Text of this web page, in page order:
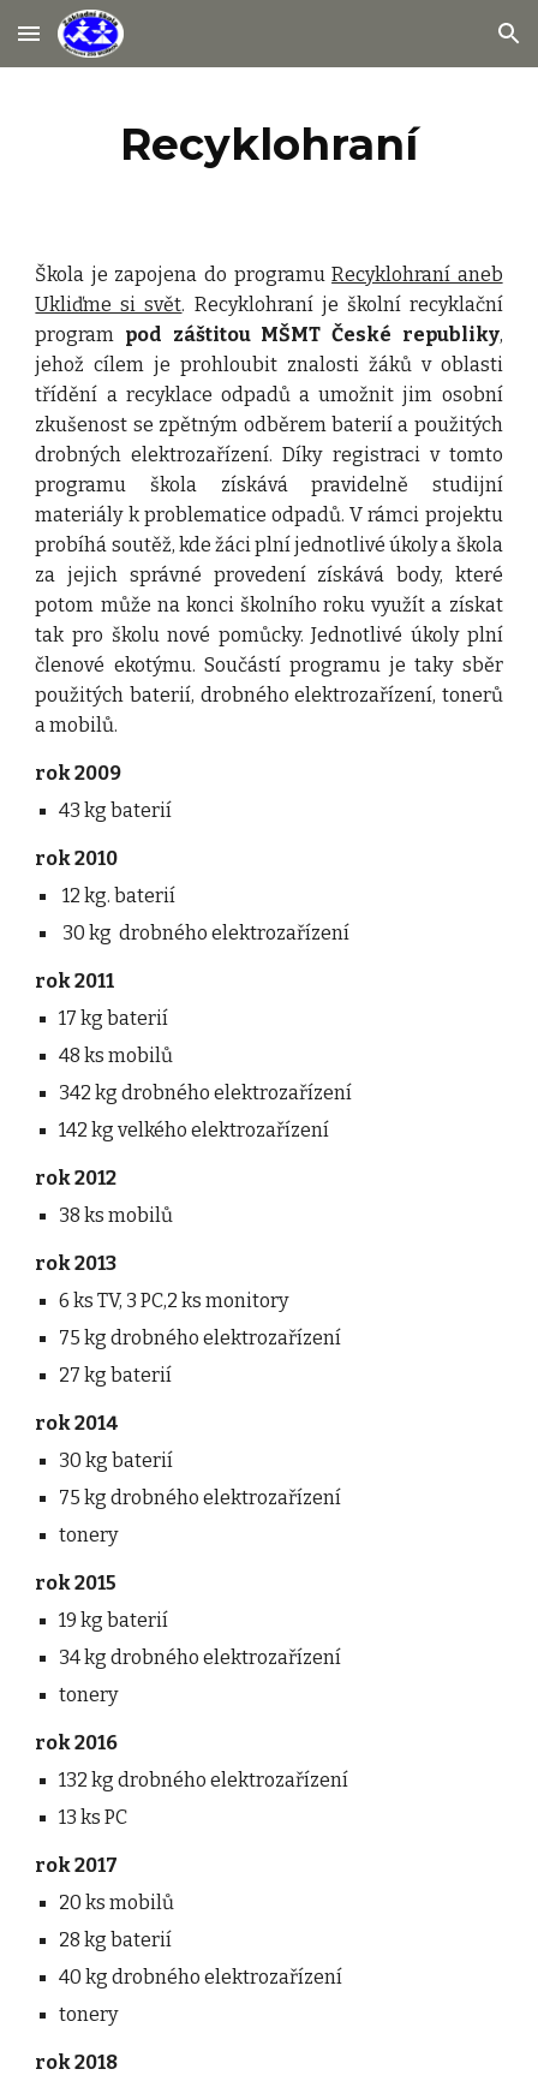
Skip to main content Skip to navigation
Recyklohraní
Škola je zapojena do programu Recyklohraní aneb
Ukliďme si svět. Recyklohraní je školní recyklační
program pod záštitou MŠMT České republiky,
jehož cílem je prohloubit znalosti žáků v oblasti
třídění a recyklace odpadů a umožnit jim osobní
zkušenost se zpětným odběrem baterií a použitých
drobných elektrozařízení. Díky registraci v tomto
programu škola získává pravidelně studijní
materiály k problematice odpadů. V rámci projektu
probíhá soutěž, kde žáci plní jednotlivé úkoly a škola
za jejich správné provedení získává body, které
potom může na konci školního roku využít a získat
tak pro školu nové pomůcky. Jednotlivé úkoly plní
členové ekotýmu. Součástí programu je taky sběr
použitých baterií, drobného elektrozařízení, tonerů
a mobilů.
rok 2009
43 kg baterií
rok 2010
12 kg. baterií
30 kg  drobného elektrozařízení
rok 2011
17 kg baterií
48 ks mobilů
342 kg drobného elektrozařízení
142 kg velkého elektrozařízení
rok 2012
38 ks mobilů
rok 2013
6 ks TV, 3 PC,2 ks monitory
75 kg drobného elektrozařízení
27 kg baterií
rok 2014
30 kg baterií
75 kg drobného elektrozařízení
tonery
rok 2015
19 kg baterií
34 kg drobného elektrozařízení
tonery
rok 2016
132 kg drobného elektrozařízení
13 ks PC
rok 2017
20 ks mobilů
28 kg baterií
40 kg drobného elektrozařízení
tonery
rok 2018